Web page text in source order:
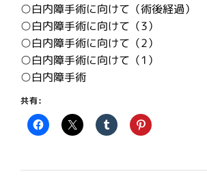
○白内障手術に向けて（術後経過）
○白内障手術に向けて（3）
○白内障手術に向けて（2）
○白内障手術に向けて（1）
○白内障手術
共有: